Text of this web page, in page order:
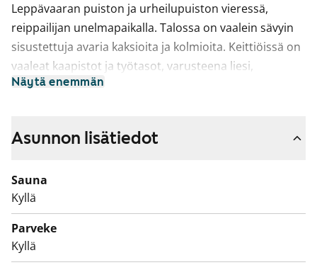
Leppävaaran puiston ja urheilupuiston vieressä,
reippailijan unelmapaikalla. Talossa on vaalein sävyin
sisustettuja avaria kaksioita ja kolmioita. Keittiöissä on
vaaleat kaapistot ja työtasot, varusteena liesi,
liesituuletin, jääkaappipakastin ja apk-liitäntä.
alue. Talon A-portaassa on hissi.
Näytä enemmän
Asunnon lisätiedot
Sauna
Kyllä
Parveke
Kyllä